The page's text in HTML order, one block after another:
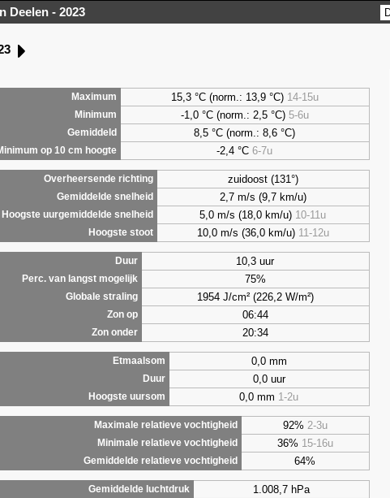
Deelen - 2023
Maximum
15,3 °C (norm.: 13,9 °C) 14-15u
Minimum -1,0 °C (norm.: 2,5 °C) 5-6u
Gemiddeld 8,5 °C (norm.: 8,6 °C)
op 10 cm hoogte -2,4 °C6-7u
Overheersende richting
zuidoost (131°)
Gemiddelde snelheid 2,7 m/s (9,7 km/u)
Hoogste uurgemiddelde snelheid 5,0 m/s (18,0 km/u) 10-11u
Hoogste stoot 10,0 m/s (36,0 km/u) 11-12u
Duur
10,3 uur
Perc. van langst mogelijk 75%
Globale straling 1954 J/cm² (226,2 W/m²)
Zon op 06:44
Zon onder 20:34
Etmaalsom
0,0 mm
Duur 0,0 uur
Hoogste uursom 0,0 mm 1-2u
Maximale relatieve vochtigheid
92% 2-3u
Minimale relatieve vochtigheid 36% 15-16u
Gemiddelde relatieve vochtigheid 64%
Gemiddelde luchtdruk
1.008,7 hPa